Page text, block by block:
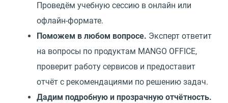
Проведём учебную сессию в онлайн или
офлайн-формате.
Поможем в любом вопросе. Эксперт ответит
на вопросы по продуктам MANGO OFFICE,
проверит работу сервисов и предоставит
отчёт с рекомендациями по решению задач.
Дадим подробную и прозрачную отчётность.